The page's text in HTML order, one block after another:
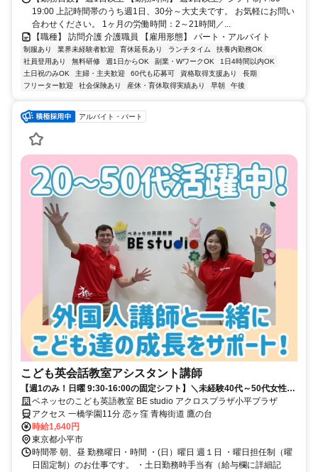
19:00 上記時間帯のうち週1日、30分～大丈夫です。 お気軽にお問い
合わせください。 1ヶ月の労働時間：2～21時間／...
【職種】 訪問介護 介護職員 【雇用形態】 パート・アルバイト
制服あり 業界未経験者歓迎 育休延長あり ランチタイム
扶養内勤務OK
社員登用あり
無料研修 週1日からOK 副業・WワークOK
1日4時間以内OK
土日祝のみOK
主婦・主夫歓迎 60代も応募可 資格取得支援あり
長期
フリーター歓迎
社会保険あり 産休・育休取得実績あり 早朝 午後
アルバイト・パート
こども英会話教室アシスタント講師
【週1のみ！日曜 9:30-16:00の固定シフト】＼未経験40代～50代女性中
心に活躍する職場です／
ベネッセのこども英語教室 BE studio アクロスプラザ小平プラザ
アクセス 一橋学園11分 恋ヶ窪 青梅街道 鷹の台
時給1,640円
東京都小平市
時間帯 朝、昼 勤務曜日・時間 ・(日）曜日 週１日 ・曜日担任制（曜
日固定制）のお仕事です。 ・土日勤務時手当有（給与欄に詳細記